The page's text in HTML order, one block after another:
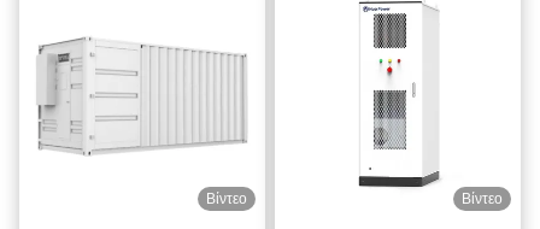
αποθήκευσης
Βίντεο Βίντεο